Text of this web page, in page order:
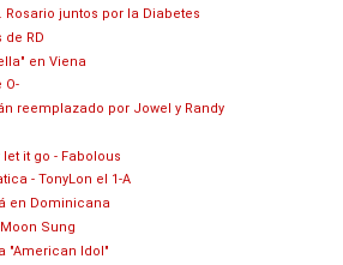
Rosario juntos por la Diabetes
RD
en Viena
O-
reemplazado por Jowel y Randy
it go - Fabolous
- TonyLon el 1-A
en Dominicana
Sung
"American Idol"